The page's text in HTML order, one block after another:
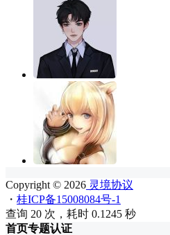
Copyright © 2026 灵境协议
・ 桂ICP备15008084号-1
查询 20 次，耗时 0.1245 秒
首页专题认证